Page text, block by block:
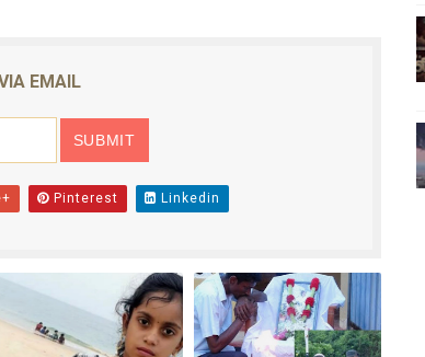
காலெக்ஷன் செய்த திரைப்படம் ! எங்கு தெரியுமா?
EMAIL
Pinterest Linkedin